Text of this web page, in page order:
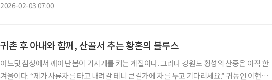
2026-02-03 07:00
귀촌 후 아내와 함께, 산골서 추는 황혼의 블루스
어느덧 침상에서 깨어난 봄이 기지개를 켜는 계절이다. 그러나 강원도 횡성의 산중은 아직 한
겨울이다. “제가 사륜차를 타고 내려갈 테니 큰길가에 차를 두고 기다리세요.” 귀농인 이현희